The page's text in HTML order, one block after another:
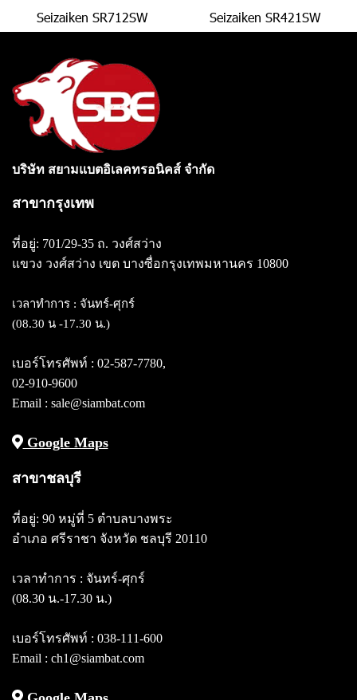
Seizaiken SR712SW Seizaiken SR421SW
บริษัท สยามแบตอิเลคทรอนิคส์ จำกัด
สาขากรุงเทพ
ที่อยู่: 701/29-35 ถ. วงศ์สว่าง
แขวง วงศ์สว่าง เขต บางซื่อกรุงเทพมหานคร 10800
เวลาทำการ : จันทร์-ศุกร์
(08.30 น -17.30 น.)
เบอร์โทรศัพท์ : 02-587-7780,
02-910-9600
Email : sale@siambat.com
Google Maps
สาขาชลบุรี
ที่อยู่: 90 หมู่ที่ 5 ตำบลบางพระ
อำเภอ ศรีราชา จังหวัด ชลบุรี 20110
เวลาทำการ : จันทร์-ศุกร์
(08.30 น.-17.30 น.)
เบอร์โทรศัพท์ : 038-111-600
Email : ch1@siambat.com